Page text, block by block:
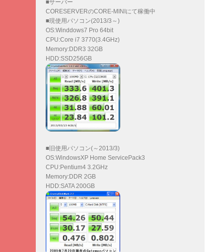
■サーバー
CORESERVERのCORE-MINIにて稼働中
■現使用パソコン(2013/3～)
OS:Winddows7 Pro 64bit
CPU:Core i7 3770(3.4GHz)
Memory:DDR3 32GB
HDD:SSD256GB
■旧使用パソコン(～2013/3)
OS:WindowsXP Home ServicePack3
CPU:Pentium4 3.2GHz
Memory:DDR 2GB
HDD:SATA 200GB